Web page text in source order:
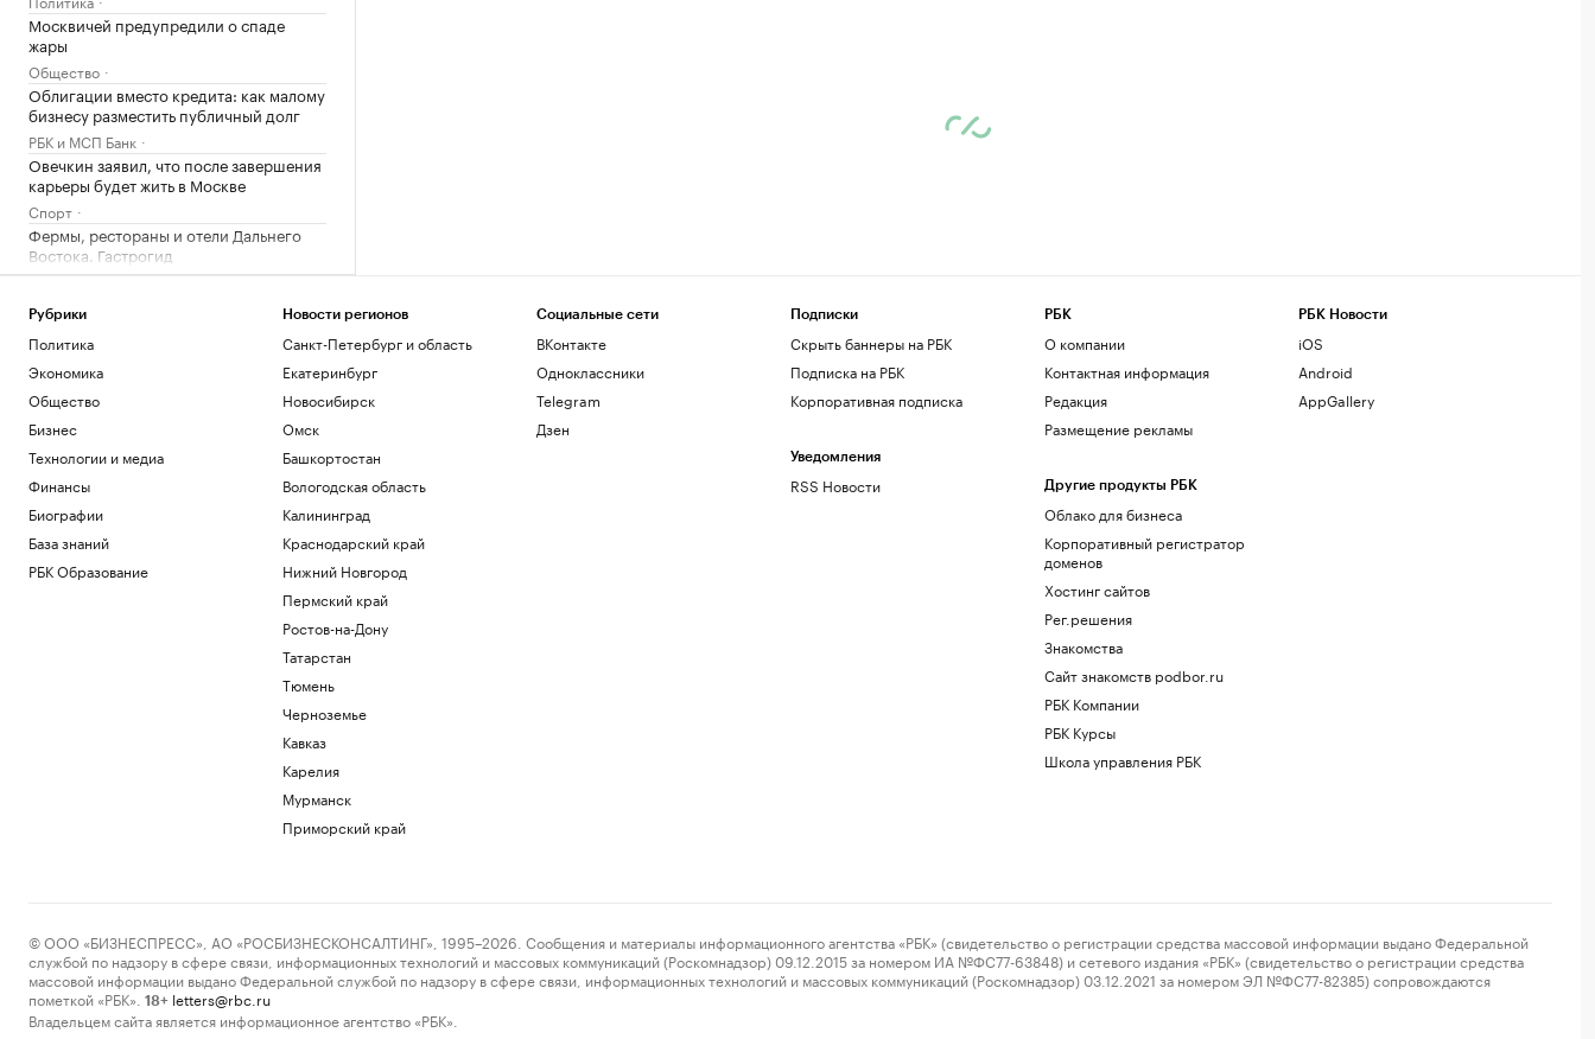
Москвичей предупредили о спаде
жары
Общество
Облигации вместо кредита: как малому
бизнесу разместить публичный долг
РБК и МСП Банк
Овечкин заявил, что после завершения
карьеры будет жить в Москве
Спорт
Фермы, рестораны и отели Дальнего
Востока. Гастрогид
РБК и РСХБ
У побережья Турции обнаружили
неизвестный беспилотник
Политика
«Арсенал» совершил один из самых
дорогих трансферов в своей истории
Спорт
беспилотника рядом с газопроводом
Политика
Развожаев сообщил подробности двух
атак ВСУ на Севастополь
Политика
Во Внуково ввели прием и отправку
трансформируют промышленность:
Загрузить еще
Рубрики
Политика
Экономика
Общество
Бизнес
Технологии и медиа
Финансы
Биографии
База знаний
РБК Образование
Новости регионов
Санкт-Петербург и область
Екатеринбург
Новосибирск
Омск
Башкортостан
Вологодская область
Калининград
Краснодарский край
Нижний Новгород
Пермский край
Ростов-на-Дону
Татарстан
Тюмень
Черноземье
Кавказ
Карелия
Мурманск
Приморский край
Социальные сети
ВКонтакте
Одноклассники
Telegram
Дзен
Подписки
Скрыть баннеры на РБК
Подписка на РБК
Корпоративная подписка
Уведомления
RSS Новости
РБК
О компании
Контактная информация
Редакция
Размещение рекламы
Другие продукты РБК
Облако для бизнеса
Корпоративный регистратор
доменов
Хостинг сайтов
Рег.решения
Знакомства
Сайт знакомств podbor.ru
РБК Компании
РБК Курсы
Школа управления РБК
РБК Новости
iOS
Android
AppGallery
© ООО «БИЗНЕСПРЕСС», АО «РОСБИЗНЕСКОНСАЛТИНГ», 1995–2026. Сообщения и материалы информационного агентства «РБК» (свидетельство о регистрации средства массовой информации выдано Федеральной
службой по надзору в сфере связи, информационных технологий и массовых коммуникаций (Роскомнадзор) 09.12.2015 за номером ИА №ФС77-63848) и сетевого издания «РБК» (свидетельство о регистрации средства
массовой информации выдано Федеральной службой по надзору в сфере связи, информационных технологий и массовых коммуникаций (Роскомнадзор) 03.12.2021 за номером ЭЛ №ФС77-82385) сопровождаются
пометкой «РБК».
18+ letters@rbc.ru
Владельцем сайта является информационное агентство «РБК».